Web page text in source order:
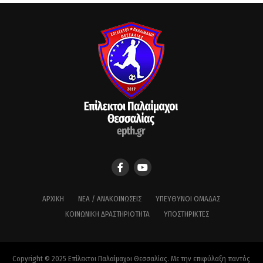
ΑΡΧΙΚΉ ΝΈΑ / ΑΝΑΚΟΙΝΏΣΕΙΣ
ΥΠΕΎΘΥΝΟΙ ΟΜΆΔΑΣ
ΚΟΙΝΩΝΙΚΉ ΔΡΑΣΤΗΡΙΌΤΗΤΑ
ΥΠΟΣΤΗΡΙΚΤΈΣ
Copyright © 2025 Επίλεκτοι Παλαίμαχοι Θεσσαλίας. Με την επιφύλαξη παντός